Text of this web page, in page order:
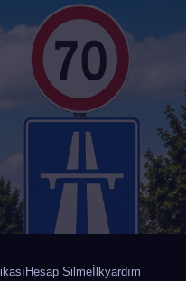
Hesap Silme İlkyardım